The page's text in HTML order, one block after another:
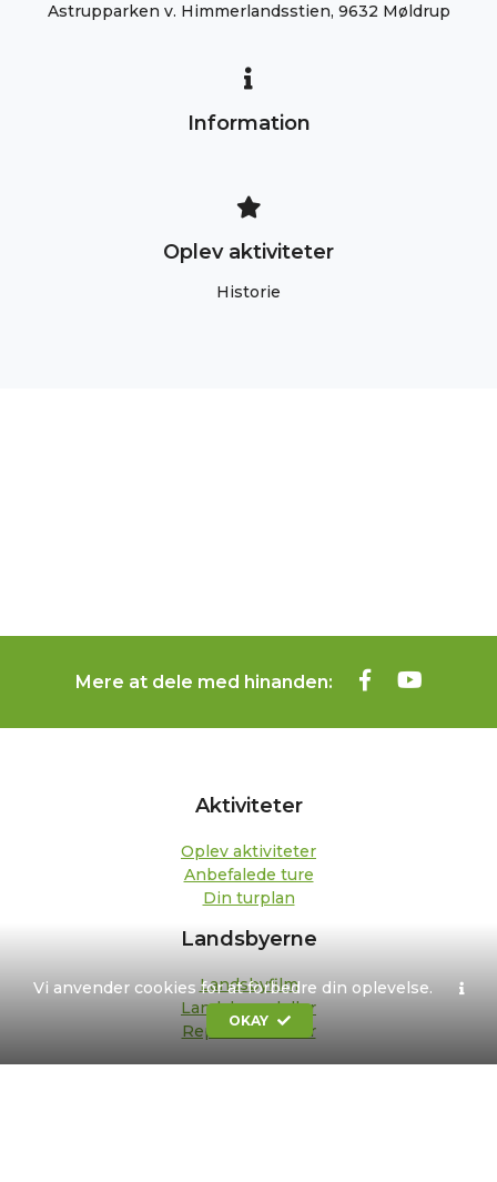
Vi anvender cookies for at forbedre din oplevelse.
OKAY
Astrupparken v. Himmerlandsstien, 9632 Møldrup
Information
Oplev aktiviteter
Historie
Mere at dele med hinanden:
Aktiviteter
Oplev aktiviteter
Anbefalede ture
Din turplan
Landsbyerne
Landsbyfilm
Landsbypedeller
Repræsentanter
Om os